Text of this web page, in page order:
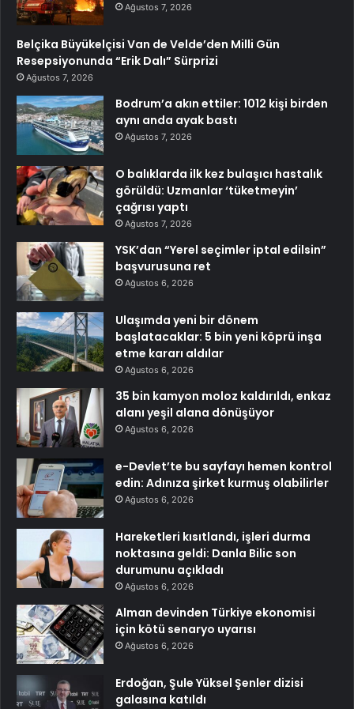
Ağustos 7, 2026
Belçika Büyükelçisi Van de Velde’den Milli Gün
Resepsiyonunda “Erik Dalı” Sürprizi
Ağustos 7, 2026
Bodrum’a akın ettiler: 1012 kişi birden
aynı anda ayak bastı
Ağustos 7, 2026
O balıklarda ilk kez bulaşıcı hastalık
görüldü: Uzmanlar ‘tüketmeyin’
çağrısı yaptı
Ağustos 7, 2026
YSK’dan “Yerel seçimler iptal edilsin”
başvurusuna ret
Ağustos 6, 2026
Ulaşımda yeni bir dönem
başlatacaklar: 5 bin yeni köprü inşa
etme kararı aldılar
Ağustos 6, 2026
35 bin kamyon moloz kaldırıldı, enkaz
alanı yeşil alana dönüşüyor
Ağustos 6, 2026
e-Devlet’te bu sayfayı hemen kontrol
edin: Adınıza şirket kurmuş olabilirler
Ağustos 6, 2026
Hareketleri kısıtlandı, işleri durma
noktasına geldi: Danla Bilic son
durumunu açıkladı
Ağustos 6, 2026
Alman devinden Türkiye ekonomisi
için kötü senaryo uyarısı
Ağustos 6, 2026
Erdoğan, Şule Yüksel Şenler dizisi
galasına katıldı